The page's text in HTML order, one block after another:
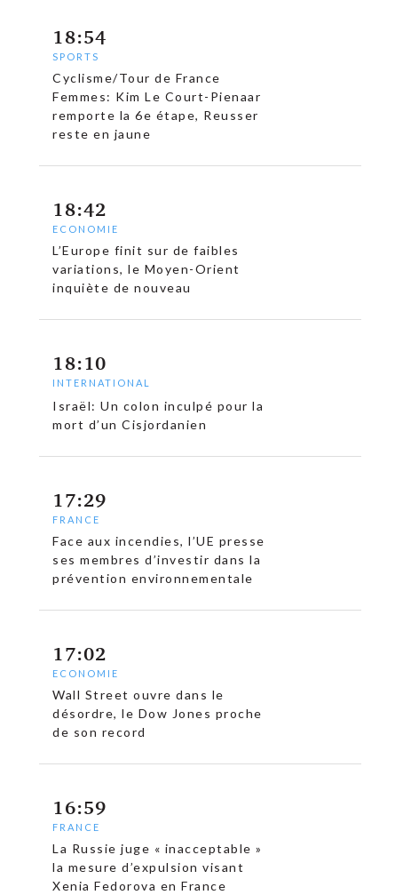
18:54
SPORTS
Cyclisme/Tour de France
Femmes: Kim Le Court-Pienaar
remporte la 6e étape, Reusser
reste en jaune
18:42
ECONOMIE
L’Europe finit sur de faibles
variations, le Moyen-Orient
inquiète de nouveau
18:10
INTERNATIONAL
Israël: Un colon inculpé pour la
mort d’un Cisjordanien
17:29
FRANCE
Face aux incendies, l’UE presse
ses membres d’investir dans la
prévention environnementale
17:02
ECONOMIE
Wall Street ouvre dans le
désordre, le Dow Jones proche
de son record
16:59
FRANCE
La Russie juge « inacceptable »
la mesure d’expulsion visant
Xenia Fedorova en France